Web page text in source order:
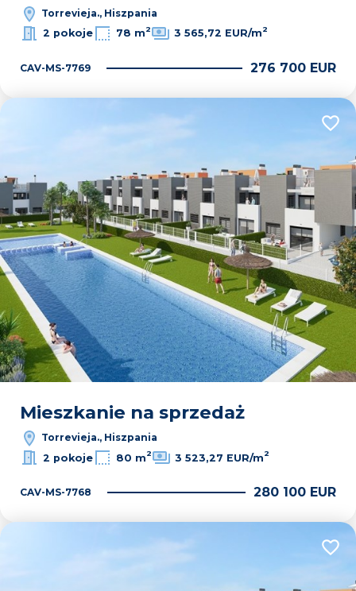
Torrevieja., Hiszpania
2 pokoje
78 m2 3 565,72 EUR/m2
CAV-MS-7769 276 700 EUR
Mieszkanie na sprzedaż
Torrevieja., Hiszpania
2 pokoje
80 m2 3 523,27 EUR/m2
CAV-MS-7768 280 100 EUR